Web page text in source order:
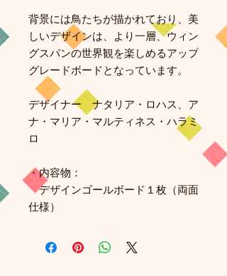
背景には鳥たちが描かれており、美
しいデザインは、より一層、ウィン
グスパンの世界観を楽しめるアップ
グレードボードとなっています。
デザイナー ナタリア・ロハス、ア
ナ・マリア・マルティネス・ハラミ
ロ
・内容物：
デザインゴールボード１枚（両面
仕様）